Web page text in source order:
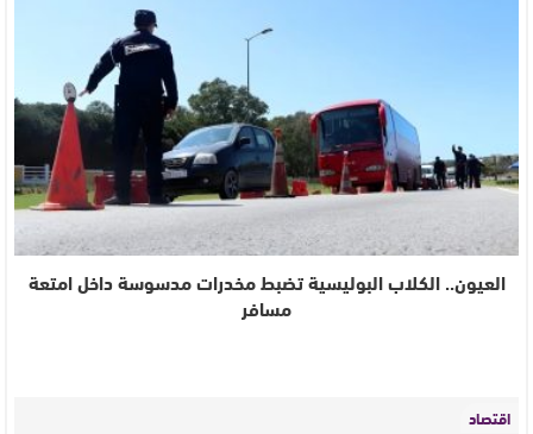
العيون.. الكلاب البوليسية تضبط مخدرات مدسوسة داخل امتعة
مسافر
اقتصاد